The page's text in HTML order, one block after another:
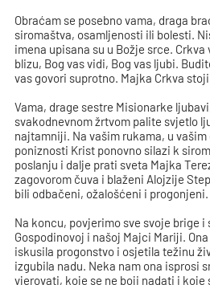
Obraćam se posebno vama, draga
siromaštva, osamljenosti ili bolesti.
imena upisana su u Božje srce.
blizu, Bog vas vidi, Bog vas ljubi.
vas govori suprotno. Majka Crkva
Vama, drage sestre Misionarke
svakodnevnom žrtvom palite svjetlo
najtamniji. Na vašim rukama, u
poniznosti Krist ponovno silazi k
poslanju i dalje prati sveta Majka
zagovorom čuva i blaženi Alojzije
bili odbačeni, ožalošćeni i progonjeni.
Na koncu, povjerimo sve svoje brige i
Gospodinovoj i našoj Majci Mariji.
iskusila progonstvo i osjetila težinu
izgubila nadu. Neka nam ona isprosi
vjerovati, koje se ne boji nadati i koje